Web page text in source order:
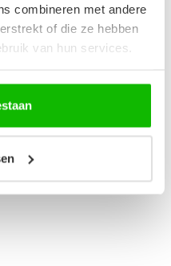
combineren met andere
of die ze hebben
van hun services.